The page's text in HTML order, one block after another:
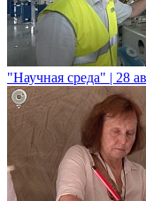
"Научная среда" | 28